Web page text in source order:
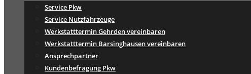
Service Pkw
Service Nutzfahrzeuge
Werkstatttermin Gehrden vereinbaren
Werkstatttermin Barsinghausen vereinbaren
Ansprechpartner
Kundenbefragung Pkw